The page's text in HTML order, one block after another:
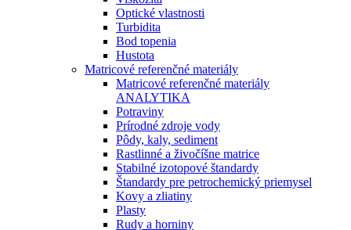
Optické vlastnosti
Turbidita
Bod topenia
Hustota
Matricové referenčné materiály
Matricové referenčné materiály
ANALYTIKA
Potraviny
Prírodné zdroje vody
Pôdy, kaly, sediment
Rastlinné a živočíšne matrice
Stabilné izotopové štandardy
Štandardy pre petrochemický priemysel
Kovy a zliatiny
Plasty
Rudy a horniny